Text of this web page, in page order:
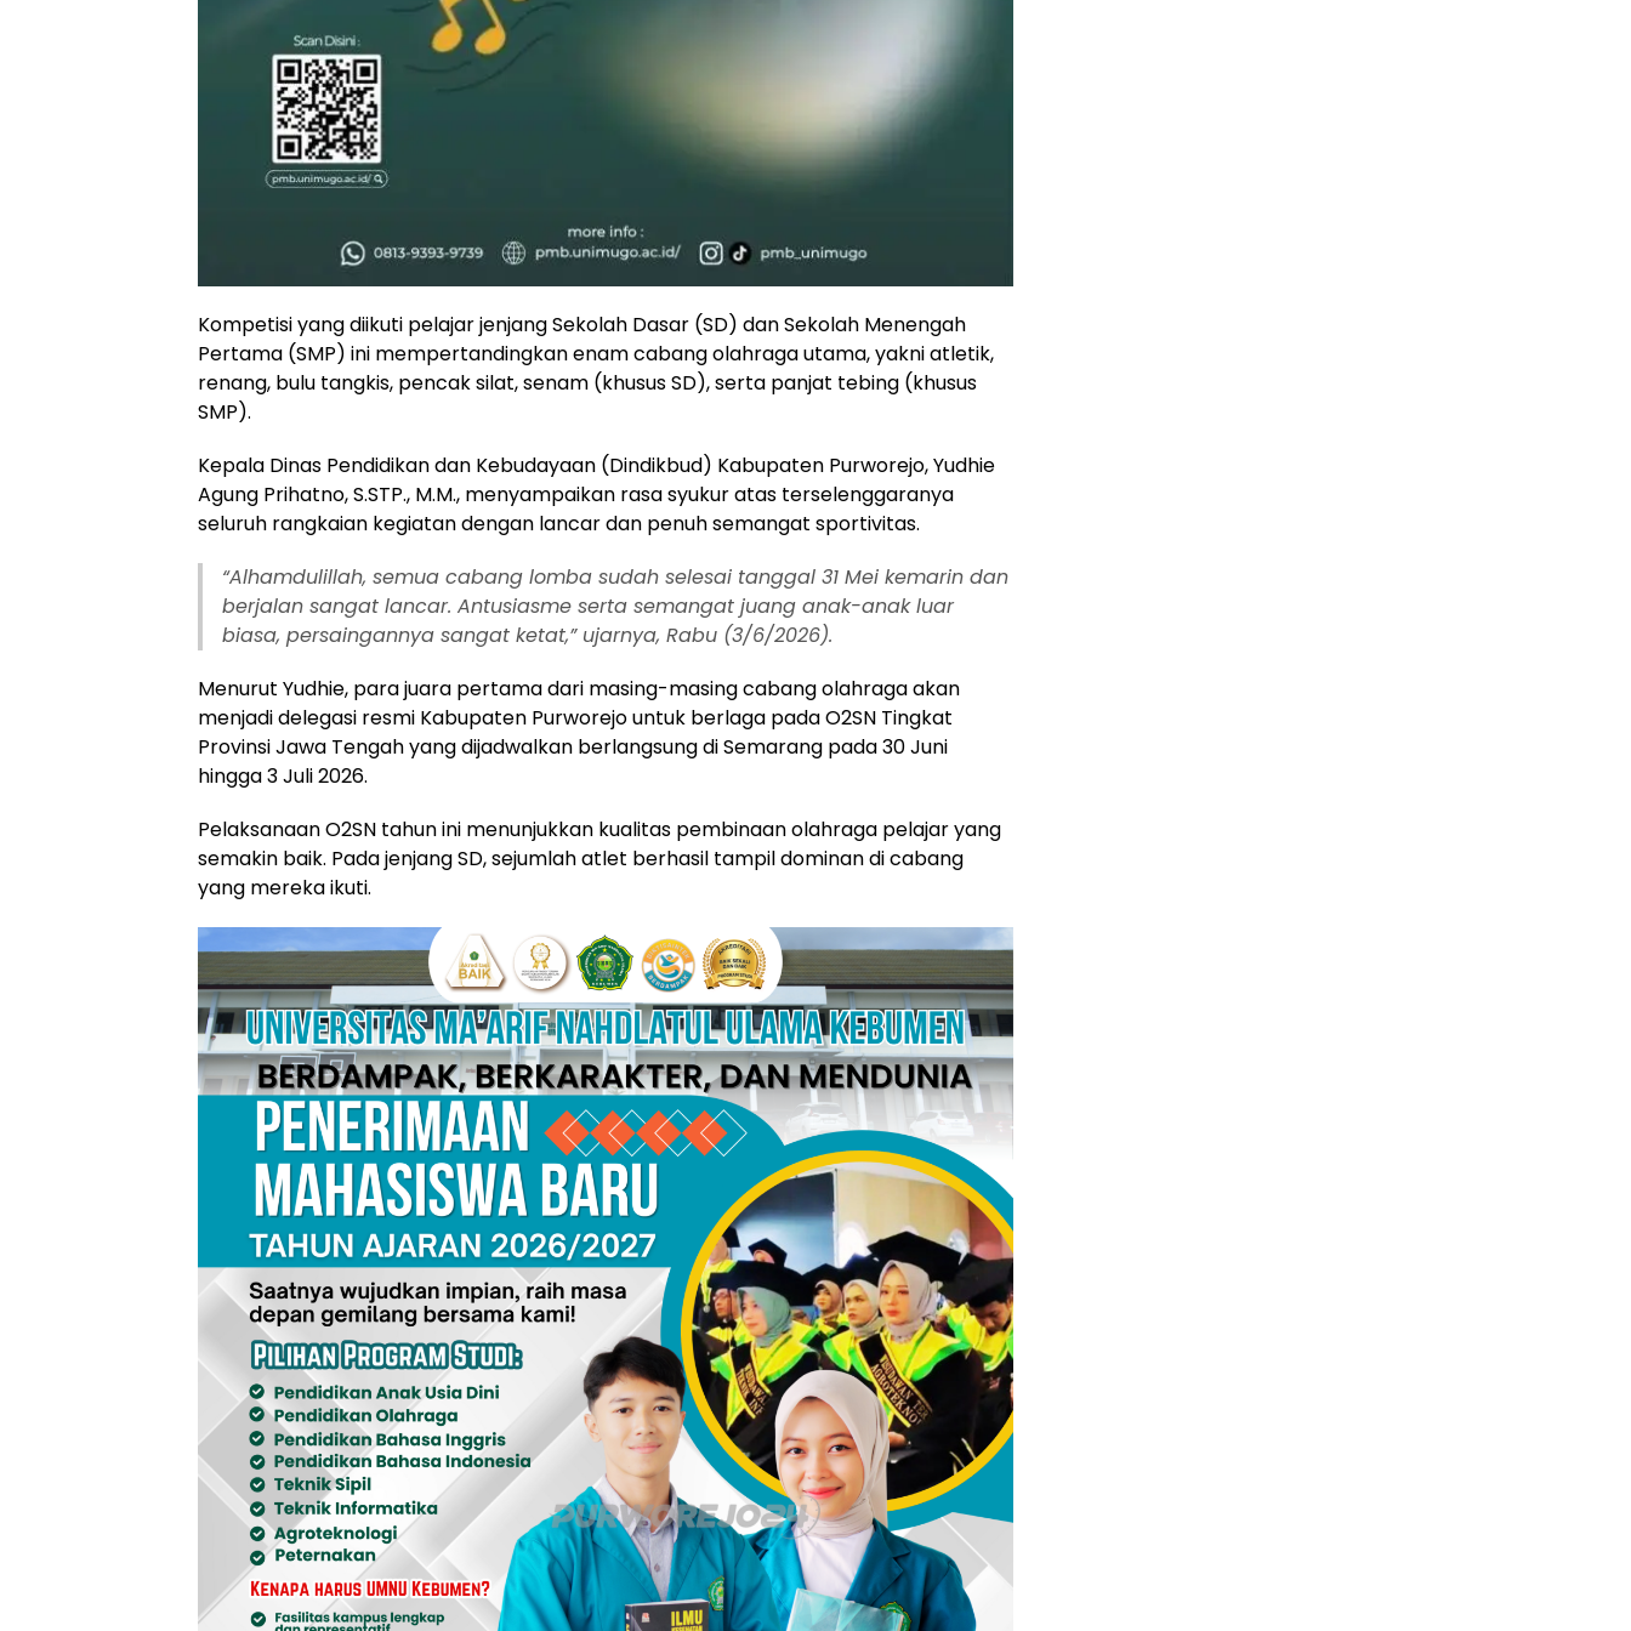
Kompetisi yang diikuti pelajar jenjang Sekolah Dasar (SD) dan Sekolah Menengah
Pertama (SMP) ini mempertandingkan enam cabang olahraga utama, yakni atletik,
renang, bulu tangkis, pencak silat, senam (khusus SD), serta panjat tebing (khusus
SMP).
Kepala Dinas Pendidikan dan Kebudayaan (Dindikbud) Kabupaten Purworejo, Yudhie
Agung Prihatno, S.STP., M.M., menyampaikan rasa syukur atas terselenggaranya
seluruh rangkaian kegiatan dengan lancar dan penuh semangat sportivitas.
“Alhamdulillah, semua cabang lomba sudah selesai tanggal 31 Mei kemarin dan
berjalan sangat lancar. Antusiasme serta semangat juang anak-anak luar
biasa, persaingannya sangat ketat,” ujarnya, Rabu (3/6/2026).
Menurut Yudhie, para juara pertama dari masing-masing cabang olahraga akan
menjadi delegasi resmi Kabupaten Purworejo untuk berlaga pada O2SN Tingkat
Provinsi Jawa Tengah yang dijadwalkan berlangsung di Semarang pada 30 Juni
hingga 3 Juli 2026.
Pelaksanaan O2SN tahun ini menunjukkan kualitas pembinaan olahraga pelajar yang
semakin baik. Pada jenjang SD, sejumlah atlet berhasil tampil dominan di cabang
yang mereka ikuti.